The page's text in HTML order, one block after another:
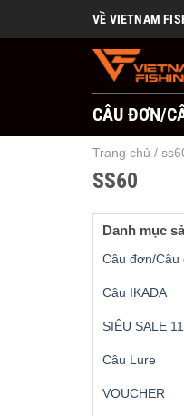
VỀ VIETNAM
CÂU ĐƠN/
Trang chủ /
SS60
Danh mục
Câu đơn/Câu
Câu IKADA
SIÊU SALE
Câu Lure
VOUCHER